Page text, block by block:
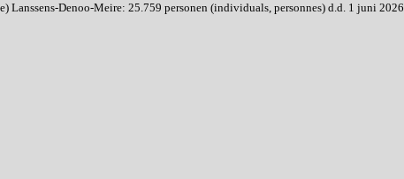
Lanssens-Denoo-Meire: 25.759 personen (individuals, personnes) d.d. 1 juni 2026